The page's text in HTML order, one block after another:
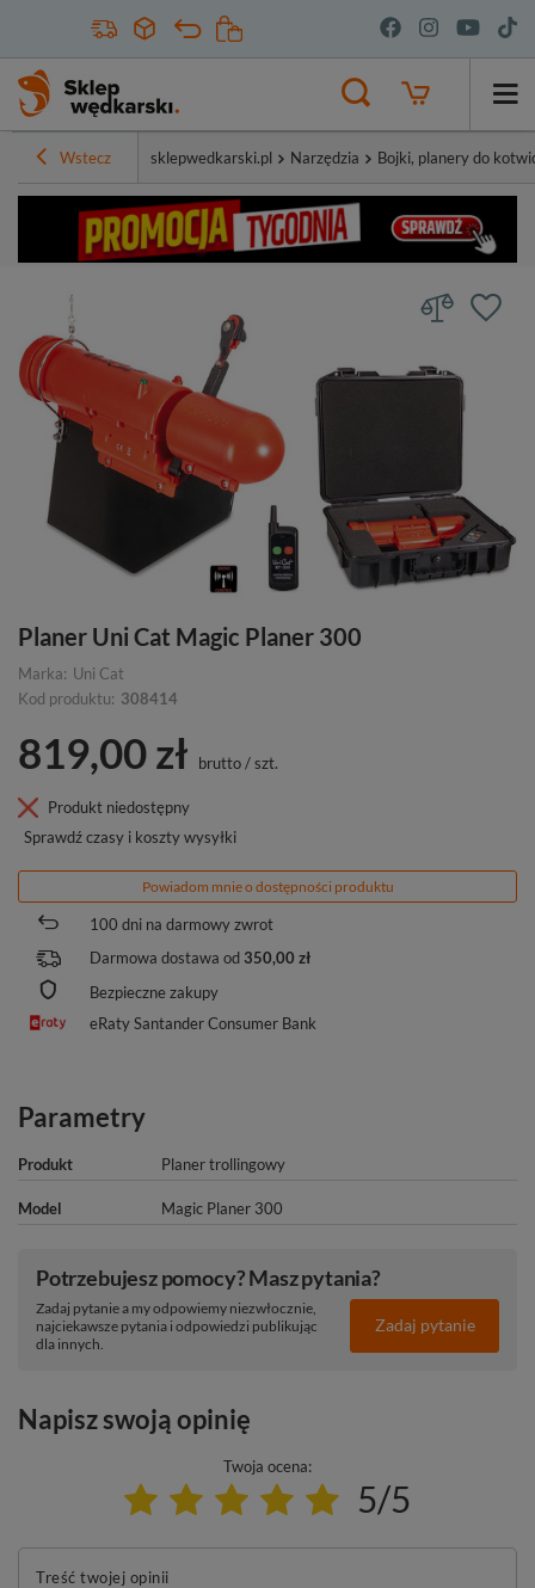
Wstecz sklepwedkarski.pl Narzędzia Bojki, planery do
Planer Uni Cat Magic Planer 300
Marka: Uni Cat
Kod produktu: 308414
819,00 zł brutto/szt.
Produkt niedostępny
Sprawdź czasy i koszty wysyłki
Powiadom mnie o dostępności produktu
100 dni na darmowy zwrot
Darmowa dostawa od 350,00 zł
Bezpieczne zakupy
eRaty Santander Consumer Bank
Parametry
Produkt Planer trollingowy
Model Magic Planer 300
Potrzebujesz pomocy? Masz pytania?
Zadaj pytanie a my odpowiemy niezwłocznie,
najciekawsze pytania i odpowiedzi publikując
dla innych.
Zadaj pytanie
Napisz swoją opinię
Twoja ocena:
5/5
Treść twojej opinii